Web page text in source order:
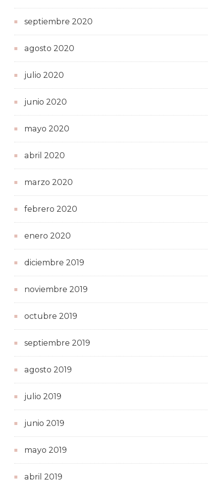
septiembre 2020
agosto 2020
julio 2020
junio 2020
mayo 2020
abril 2020
marzo 2020
febrero 2020
enero 2020
diciembre 2019
noviembre 2019
octubre 2019
septiembre 2019
agosto 2019
julio 2019
junio 2019
mayo 2019
abril 2019